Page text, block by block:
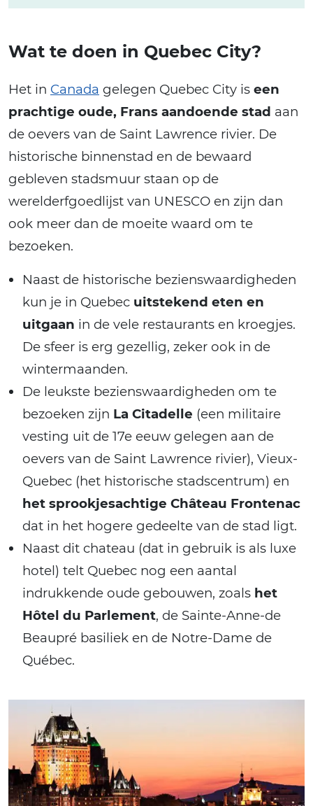
Wat te doen in Quebec City?
Het in Canada gelegen Quebec City is een
prachtige oude, Frans aandoende stad aan
de oevers van de Saint Lawrence rivier. De
historische binnenstad en de bewaard
gebleven stadsmuur staan op de
werelderfgoedlijst van UNESCO en zijn dan
ook meer dan de moeite waard om te
bezoeken.
Naast de historische bezienswaardigheden
kun je in Quebec uitstekend eten en
uitgaan in de vele restaurants en kroegjes.
De sfeer is erg gezellig, zeker ook in de
wintermaanden.
De leukste bezienswaardigheden om te
bezoeken zijn La Citadelle (een militaire
vesting uit de 17e eeuw gelegen aan de
oevers van de Saint Lawrence rivier), Vieux-
Quebec (het historische stadscentrum) en
het sprookjesachtige Château Frontenac
dat in het hogere gedeelte van de stad ligt.
Naast dit chateau (dat in gebruik is als luxe
hotel) telt Quebec nog een aantal
indrukkende oude gebouwen, zoals het
Hôtel du Parlement, de Sainte-Anne-de
Beaupré basiliek en de Notre-Dame de
Québec.